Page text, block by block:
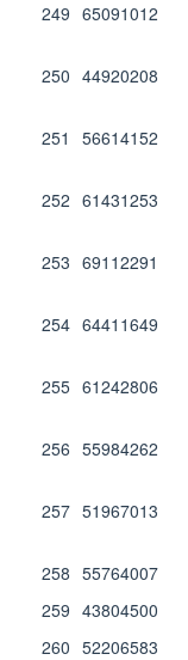
249 65091012
250 44920208
251 56614152
252 61431253
253 69112291
254 64411649
255 61242806
256 55984262
257 51967013
258 55764007
259 43804500
260 52206583